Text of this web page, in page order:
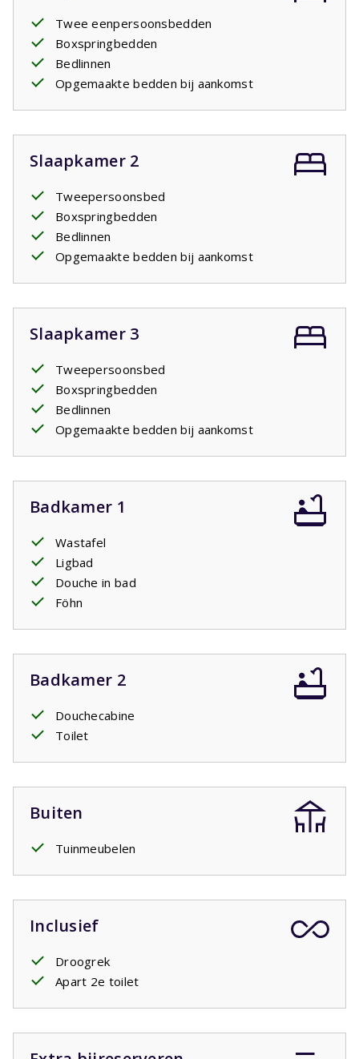
Twee eenpersoonsbedden
Boxspringbedden
Bedlinnen
Opgemaakte bedden bij aankomst
Slaapkamer 2
Tweepersoonsbed
Boxspringbedden
Bedlinnen
Opgemaakte bedden bij aankomst
Slaapkamer 3
Tweepersoonsbed
Boxspringbedden
Bedlinnen
Opgemaakte bedden bij aankomst
Badkamer 1
Wastafel
Ligbad
Douche in bad
Föhn
Badkamer 2
Douchecabine
Toilet
Buiten
Tuinmeubelen
Inclusief
Droogrek
Apart 2e toilet